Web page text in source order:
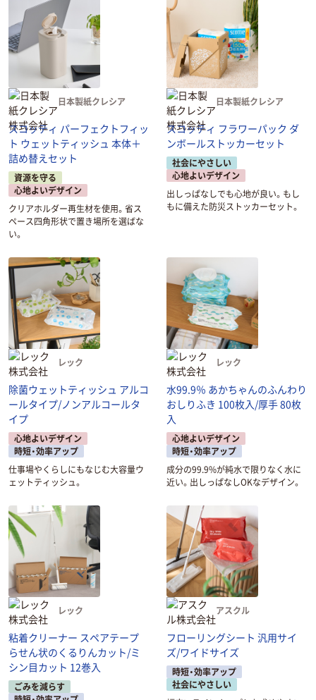
日本製紙クレシア
スコッティ パーフェクトフィッ
ト ウェットティッシュ 本体＋
詰め替えセット
資源を守る
心地よいデザイン
クリアホルダー再生材を使用。省ス
ペース四角形状で置き場所を選ばな
い。
日本製紙クレシア
スコッティ フラワーパック ダ
ンボールストッカーセット
社会にやさしい
心地よいデザイン
出しっぱなしでも心地が良い。もし
もに備えた防災ストッカーセット。
レック
除菌ウェットティッシュ アルコ
ールタイプ/ノンアルコールタ
イプ
心地よいデザイン
時短・効率アップ
仕事場やくらしにもなじむ大容量ウ
ェットティッシュ。
レック
水99.9％ あかちゃんのふんわり
おしりふき 100枚入/厚手 80枚
入
心地よいデザイン
時短・効率アップ
成分の99.9%が純水で限りなく水に
近い。出しっぱなしOKなデザイン。
レック
粘着クリーナー スペアテープ
らせん状のくるりんカット/ミ
シン目カット 12巻入
ごみを減らす
アスクル
フローリングシート 汎用サイ
ズ/ワイドサイズ
時短・効率アップ
社会にやさしい